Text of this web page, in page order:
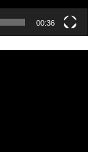
00:36